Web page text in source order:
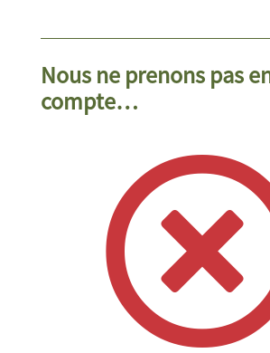
Nous ne prenons pas
compte…